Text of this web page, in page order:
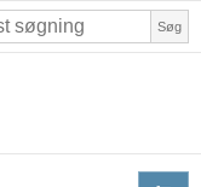
Søg